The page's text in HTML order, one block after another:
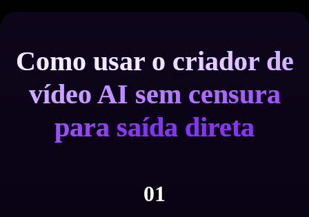
Como usar o criador de
vídeo AI sem censura
para saída direta
01